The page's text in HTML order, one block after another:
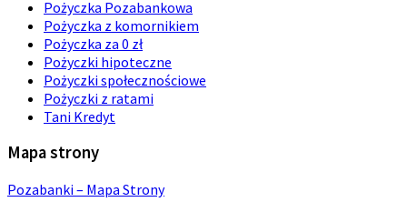
Pożyczka Pozabankowa
Pożyczka z komornikiem
Pożyczka za 0 zł
Pożyczki hipoteczne
Pożyczki społecznościowe
Pożyczki z ratami
Tani Kredyt
Mapa strony
Pozabanki – Mapa Strony